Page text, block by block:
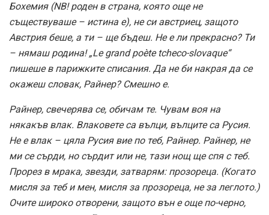
Бохемия (NB! роден в страна, която още не
съществуваше – истина е), не си австриец, защото
Австрия беше, а ти – ще бъдеш. Не е ли прекрасно? Ти
– нямаш родина! „Le grand poѐte tcheco-slovaque“
пишеше в парижките списания. Да не би накрая да се
окажеш словак, Райнер? Смешно е.
Райнер, свечерява се, обичам те. Чувам воя на
някакъв влак. Влаковете са вълци, вълците са Русия.
Не е влак – цяла Русия вие по теб, Райнер. Райнер, не
ми се сърди, но сърдит или не, тази нощ ще спя с теб.
Прорез в мрака, звезди, затварям: прозореца. (Когато
мисля за теб и мен, мисля за прозореца, не за леглото.)
Очите широко отворени, защото вън е още по-черно,